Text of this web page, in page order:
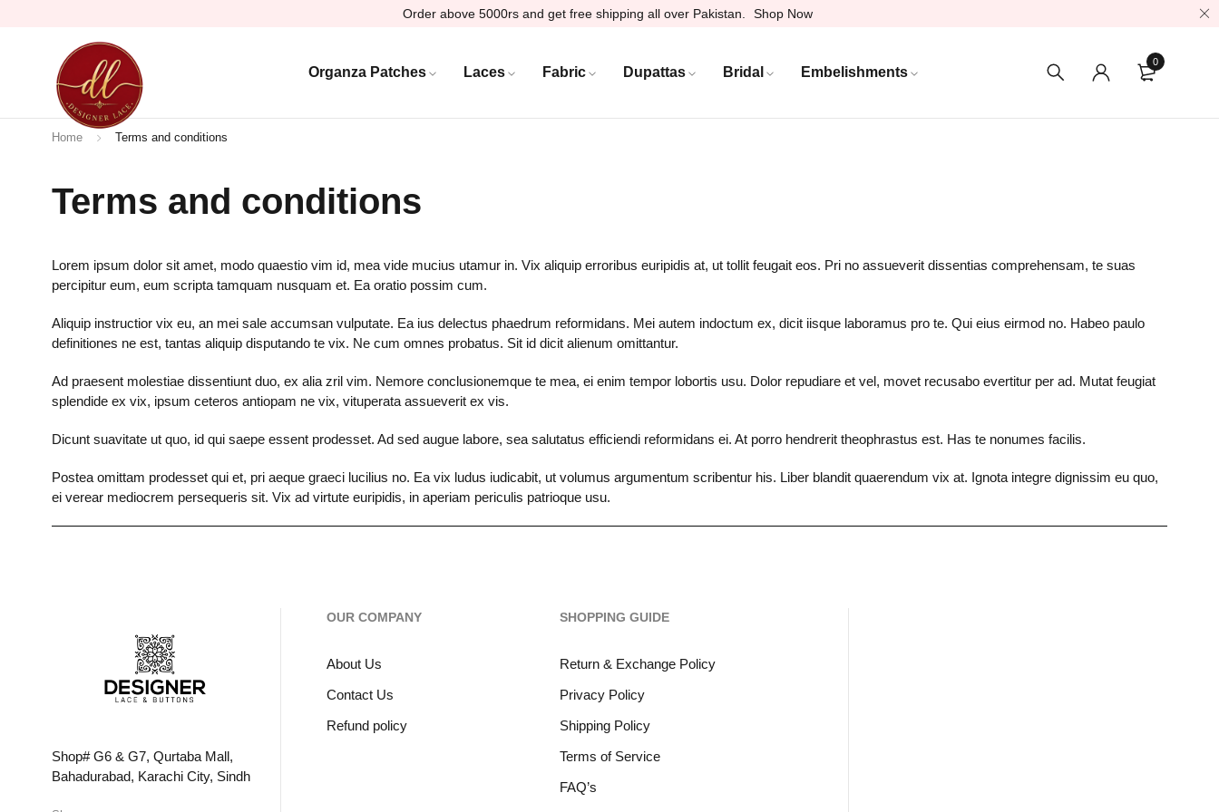
Order above 5000rs and get free shipping all over Pakistan. Shop Now
Organza Patches Laces Fabric Dupattas Bridal Embelishments
0
Terms and conditions
Home Terms and conditions
Lorem ipsum dolor sit amet, modo quaestio vim id, mea vide mucius utamur in. Vix aliquip erroribus euripidis at, ut tollit feugait eos. Pri no assueverit dissentias comprehensam, te suas
percipitur eum, eum scripta tamquam nusquam et. Ea oratio possim cum.
Aliquip instructior vix eu, an mei sale accumsan vulputate. Ea ius delectus phaedrum reformidans. Mei autem indoctum ex, dicit iisque laboramus pro te. Qui eius eirmod no. Habeo paulo
definitiones ne est, tantas aliquip disputando te vix. Ne cum omnes probatus. Sit id dicit alienum omittantur.
Ad praesent molestiae dissentiunt duo, ex alia zril vim. Nemore conclusionemque te mea, ei enim tempor lobortis usu. Dolor repudiare et vel, movet recusabo evertitur per ad. Mutat feugiat
splendide ex vix, ipsum ceteros antiopam ne vix, vituperata assueverit ex vis.
Dicunt suavitate ut quo, id qui saepe essent prodesset. Ad sed augue labore, sea salutatus efficiendi reformidans ei. At porro hendrerit theophrastus est. Has te nonumes facilis.
Postea omittam prodesset qui et, pri aeque graeci lucilius no. Ea vix ludus iudicabit, ut volumus argumentum scribentur his. Liber blandit quaerendum vix at. Ignota integre dignissim eu quo,
ei verear mediocrem persequeris sit. Vix ad virtute euripidis, in aperiam periculis patrioque usu.
Shop# G6 & G7, Qurtaba Mall,
Bahadurabad, Karachi City, Sindh
OUR COMPANY
About Us
Contact Us
Refund policy
SHOPPING GUIDE
Return & Exchange Policy
Privacy Policy
Shipping Policy
Terms of Service
FAQ’s